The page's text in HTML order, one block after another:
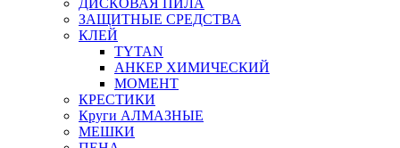
ДИСКОВАЯ ПИЛА
ЗАЩИТНЫЕ СРЕДСТВА
КЛЕЙ
TYTAN
АНКЕР ХИМИЧЕСКИЙ
МОМЕНТ
КРЕСТИКИ
Круги АЛМАЗНЫЕ
МЕШКИ